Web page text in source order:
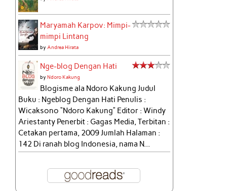
Maryamah Karpov: Mimpi-
mimpi Lintang
byAndrea Hirata
Nge-blog Dengan Hati
byNdoro Kakung
Blogisme ala Ndoro Kakung Judul
Buku : Ngeblog Dengan Hati Penulis :
Wicaksono “Ndoro Kakung” Editor : Windy
Ariestanty Penerbit : Gagas Media, Terbitan :
Cetakan pertama, 2009 Jumlah Halaman :
142 Di ranah blog Indonesia, nama N...